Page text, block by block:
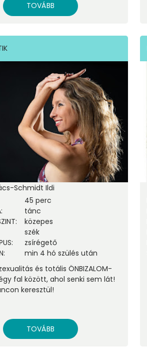
TOVÁBB
Schmidt Ildi
45 perc
:
tánc
:
közepes
szék
:
zsírégető
:
min 4 hó szülés után
és totális ÖNBIZALOM-
fal között, ahol senki sem lát!
keresztül!
TOVÁBB